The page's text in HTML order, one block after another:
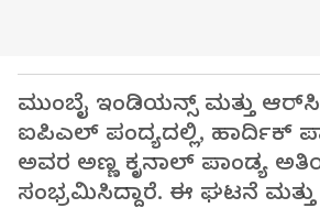
ಮುಂಬೈ ಇಂಡಿಯನ್ಸ್ ಮತ್ತು
ಐಪಿಎಲ್ ಪಂದ್ಯದಲ್ಲಿ, ಹಾರ್ದಿಕ್
ಅವರ ಅಣ್ಣ ಕೃನಾಲ್ ಪಾಂಡ್ಯ
ಸಂಭ್ರಮಿಸಿದ್ದಾರೆ. ಈ ಘಟನೆ